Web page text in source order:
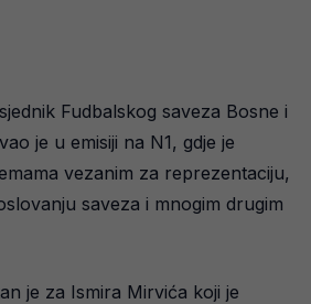
Fudbalskog saveza Bosne i
je u emisiji na N1, gdje je
vezanim za reprezentaciju,
saveza i mnogim drugim
je za Ismira Mirvića koji je